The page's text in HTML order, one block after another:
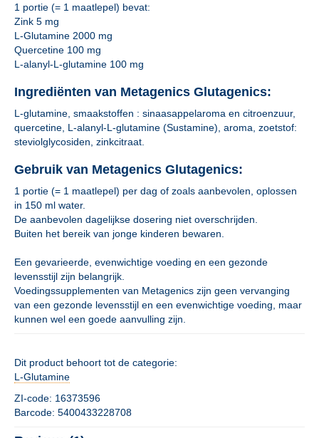
1 portie (= 1 maatlepel) bevat:
Zink 5 mg
L-Glutamine 2000 mg
Quercetine 100 mg
L-alanyl-L-glutamine 100 mg
Ingrediënten van Metagenics Glutagenics:
L-glutamine, smaakstoffen : sinaasappelaroma en citroenzuur,
quercetine, L-alanyl-L-glutamine (Sustamine), aroma, zoetstof:
steviolglycosiden, zinkcitraat.
Gebruik van Metagenics Glutagenics:
1 portie (= 1 maatlepel) per dag of zoals aanbevolen, oplossen
in 150 ml water.
De aanbevolen dagelijkse dosering niet overschrijden.
Buiten het bereik van jonge kinderen bewaren.
Een gevarieerde, evenwichtige voeding en een gezonde
levensstijl zijn belangrijk.
Voedingssupplementen van Metagenics zijn geen vervanging
van een gezonde levensstijl en een evenwichtige voeding, maar
kunnen wel een goede aanvulling zijn.
Dit product behoort tot de categorie:
L-Glutamine
ZI-code: 16373596
Barcode: 5400433228708